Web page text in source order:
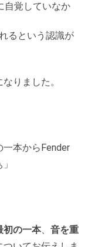
自覚していなか
るという認識が
りました。
一本からFender
初の一本、 音を重